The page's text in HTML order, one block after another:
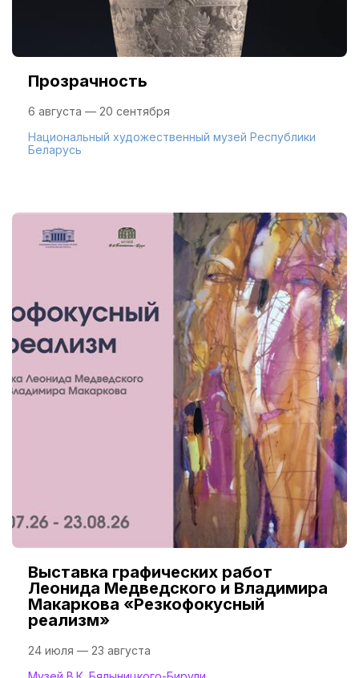
Прозрачность
6 августа — 20 сентября
Национальный художественный музей Республики
Беларусь
Выставка графических работ
Леонида Медведского и Владимира
Макаркова «Резкофокусный
реализм»
24 июля — 23 августа